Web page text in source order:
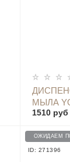
МЫЛА
1510 руб
ОЖИДАЕМ
ID: 271396